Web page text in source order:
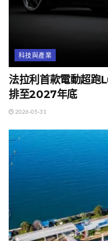
科技與產業
法拉利首款電動超跑
排至2027年底
2026-05-31